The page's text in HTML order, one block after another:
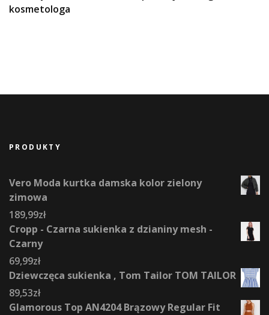
kosmetologa
PRODUKTY
Vero Moda kurtka damska kolor zielony
zimowa
189,99zł
Cropp - Czarna sukienka z dzianiny mesh -
Czarny
69,99zł
Dziewczęca sukienka , Tom Tailor TOM TAILOR
89,53zł
Glamorous Top AN4204 Brązowy Regular Fit